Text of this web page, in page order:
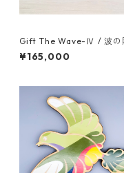
Gift The Wave-Ⅳ / 波の
物-Ⅳ
¥165,000